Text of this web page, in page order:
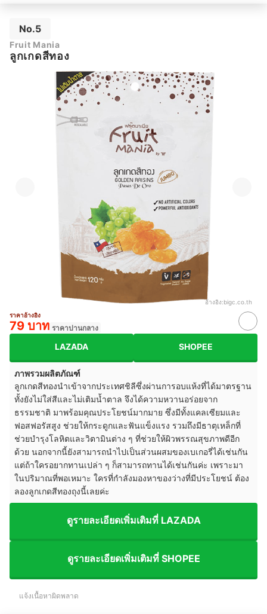
No.5
Fruit Mania
ลูกเกดสีทอง
อ้างอิง:bigc.co.th
ราคาอ้างอิง
79 บาท ราคาปานกลาง
LAZADA SHOPEE
ภาพรวมผลิตภัณฑ์
ลูกเกดสีทองนำเข้าจากประเทศชิลีซึ่งผ่านการอบแห้งที่ได้มาตรฐาน
ทั้งยังไม่ใส่สีและไม่เติมน้ำตาล จึงได้ความหวานอร่อยจาก
ธรรมชาติ มาพร้อมคุณประโยชน์มากมาย ซึ่งมีทั้งแคลเซียมและ
ฟอสฟอรัสสูง ช่วยให้กระดูกและฟันแข็งแรง รวมถึงมีธาตุเหล็กที่
ช่วยบำรุงโลหิตและวิตามินต่าง ๆ ที่ช่วยให้ผิวพรรณสุขภาพดีอีก
ด้วย นอกจากนี้ยังสามารถนำไปเป็นส่วนผสมของเบเกอรี่ได้เช่นกัน
แต่ถ้าใครอยากทานเปล่า ๆ ก็สามารถทานได้เช่นกันค่ะ เพราะมา
ในปริมาณที่พอเหมาะ ใครที่กำลังมองหาของว่างที่มีประโยชน์ ต้อง
ลองลูกเกดสีทองถุงนี้เลยค่ะ
ดูรายละเอียดเพิ่มเติมที่ LAZADA
ดูรายละเอียดเพิ่มเติมที่ SHOPEE
แจ้งเนื้อหาผิดพลาด